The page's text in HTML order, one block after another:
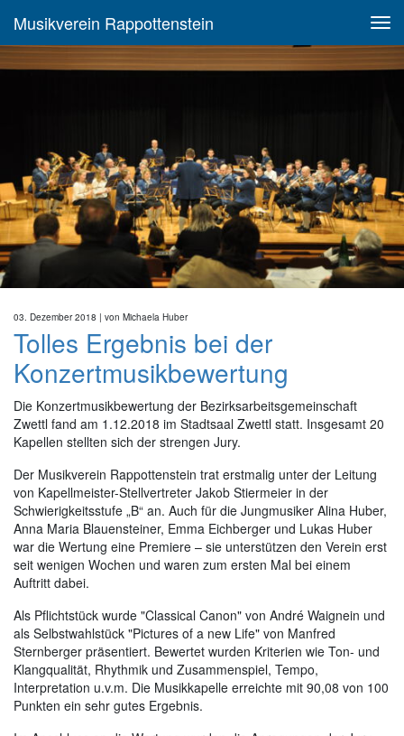
Musikverein Rappottenstein
03. Dezember 2018 | von Michaela Huber
Tolles Ergebnis bei der
Konzertmusikbewertung
Die Konzertmusikbewertung der Bezirksarbeitsgemeinschaft
Zwettl fand am 1.12.2018 im Stadtsaal Zwettl statt. Insgesamt 20
Kapellen stellten sich der strengen Jury.
Der Musikverein Rappottenstein trat erstmalig unter der Leitung
von Kapellmeister-Stellvertreter Jakob Stiermeier in der
Schwierigkeitsstufe „B“ an. Auch für die Jungmusiker Alina Huber,
Anna Maria Blauensteiner, Emma Eichberger und Lukas Huber
war die Wertung eine Premiere – sie unterstützen den Verein erst
seit wenigen Wochen und waren zum ersten Mal bei einem
Auftritt dabei.
Als Pflichtstück wurde "Classical Canon" von André Waignein und
als Selbstwahlstück "Pictures of a new Life" von Manfred
Sternberger präsentiert. Bewertet wurden Kriterien wie Ton- und
Klangqualität, Rhythmik und Zusammenspiel, Tempo,
Interpretation u.v.m. Die Musikkapelle erreichte mit 90,08 von 100
Punkten ein sehr gutes Ergebnis.